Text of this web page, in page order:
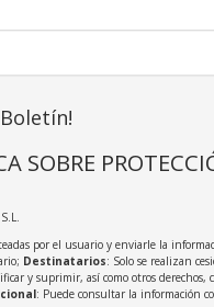
SOBRE
por el usuario y enviarle la
Destinatarios: Solo se realizan
y suprimir, así como otros derechos,
: Puede consultar la información